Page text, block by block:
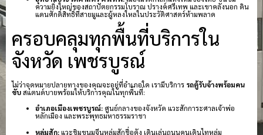
ความยิ่งใหญ่ของสถาปัตยกรรมโบราณ ปรางค์ศรีเทพ และเขาคลังนอก ดิน
แดนศักดิ์สิทธิ์ที่สายมูและผู้หลงใหลในประวัติศาสตร์ห้ามพลาด
ครอบคลุมทุกพื้นที่บริการใน
จังหวัด เพชรบูรณ์
ไม่ว่าจุดหมายปลายทางของคุณจะอยู่ที่อำเภอใด เรามีบริการ รถตู้รับจ้างพร้อมคน
ขับสแตนด์บายพร้อมให้บริการคุณในทุกพื้นที่:
อำเภอเมืองเพชรบูรณ์: ศูนย์กลางของจังหวัด แวะสักการะศาลเจ้าพ่อ
หลักเมือง และพระพุทธมหาธรรมราชา
หล่มสัก:แวะชิมขนมจีนหล่มสักชื่อดัง เดินเล่นถนนคนเดินไทหล่ม